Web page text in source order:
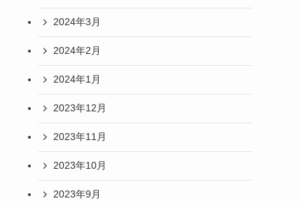
2024年3月
2024年2月
2024年1月
2023年12月
2023年11月
2023年10月
2023年9月